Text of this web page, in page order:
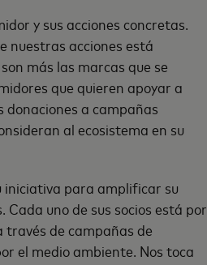
y sus acciones concretas.
nuestras acciones está
más las marcas que se
que quieren apoyar a
a campañas
al ecosistema en su
iniciativa para amplificar su
Cada uno de sus socios está por
de campañas de
el medio ambiente. Nos toca